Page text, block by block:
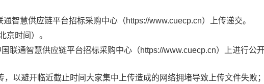
智慧供应链平台招标采购中心（https://www.cuecp.cn）上传递交。
京时间）。
联通智慧供应链平台招标采购中心（https://www.cuecp.cn）上进行公
以避开临近截止时间大家集中上传造成的网络拥堵导致上传文件失败